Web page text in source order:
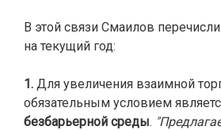
В этой связи Смаилов
на текущий год:
1. Для увеличения взаимной
обязательным условием
безбарьерной среды.